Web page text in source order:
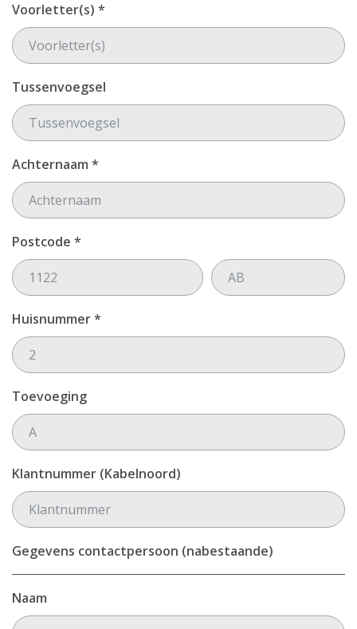
Mijn webmail
Voorletter(s) *
Tussenvoegsel
Achternaam *
Postcode *
Huisnummer *
Toevoeging
Klantnummer (Kabelnoord)
Gegevens contactpersoon (nabestaande)
Naam